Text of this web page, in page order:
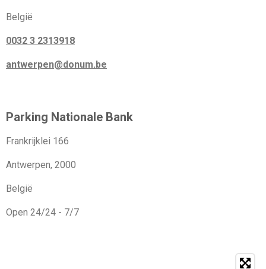
België
0032 3 2313918
antwerpen@donum.be
Parking Nationale Bank
Frankrijklei 166
Antwerpen, 2000
België
Open 24/24 - 7/7